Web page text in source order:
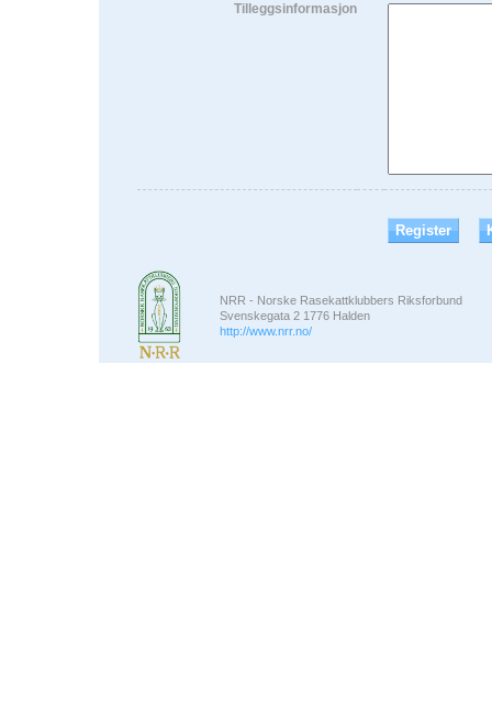
Tilleggsinformasjon
NRR - Norske Rasekattklubbers Riksforbund
Svenskegata 2 1776 Halden
http://www.nrr.no/